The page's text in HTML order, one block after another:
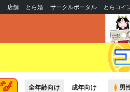
店舗 とら婚 サークルポータル とらコイ
全年齢向け 成年向け 男